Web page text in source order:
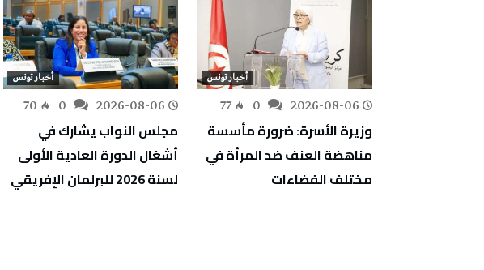
أخبار تونس
2026-08-06
77
وزيرة الأسرة: ضرورة مأسسة
مناهضة العنف ضد المرأة في
مختلف الفضاءات
أخبار تونس
2026-08-06
70
مجلس النواب يشارك في
أشغال الدورة العادية الأولى
لسنة 2026 للبرلمان الإفريقي